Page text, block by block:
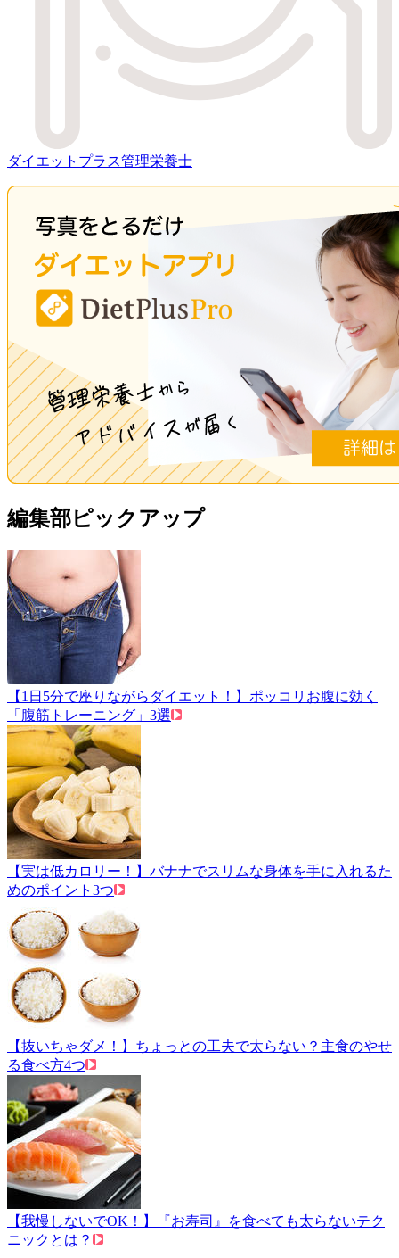
ダイエットプラス管理栄養士
編集部ピックアップ
【1日5分で座りながらダイエット！】ポッコリお腹に効く
「腹筋トレーニング」3選
【実は低カロリー！】バナナでスリムな身体を手に入れるた
めのポイント3つ
【抜いちゃダメ！】ちょっとの工夫で太らない？主食のやせ
る食べ方4つ
【我慢しないでOK！】『お寿司』を食べても太らないテク
ニックとは？